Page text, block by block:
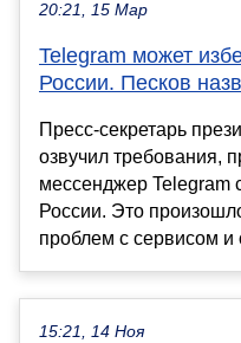
20:21, 15 Мар
Telegram может
России. Песков
Пресс-секретарь
озвучил требования,
мессенджер Telegram
России. Это
проблем с сервисом и
15:21, 14 Ноя